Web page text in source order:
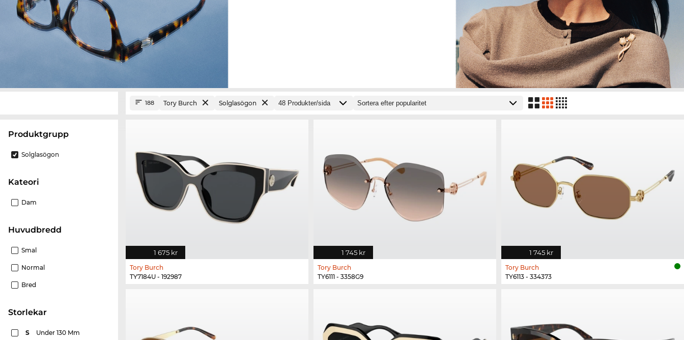
Produktgrupp
Solglasögon
Kateori
Dam
Huvudbredd
Smal
Normal
Bred
Storlekar
S Under 130 Mm
188 Tory Burch Solglasögon
1 675 kr
Tory Burch
TY7184U - 192987
1 745 kr
Tory Burch
TY6111 - 3358G9
1 745 kr
Tory Burch
TY6113 - 334373